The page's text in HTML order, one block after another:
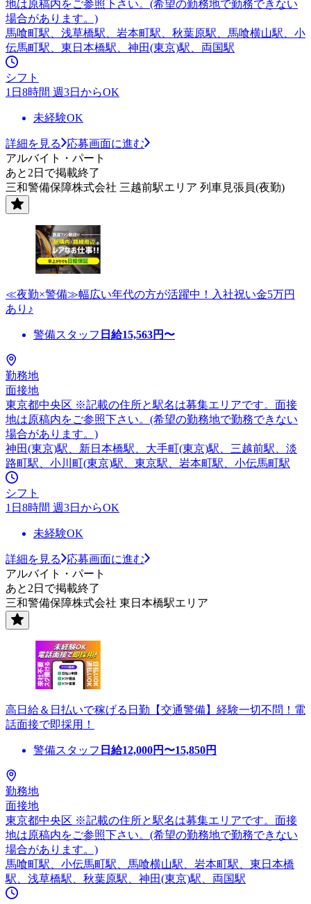
地は原稿内をご参照下さい。(希望の勤務地で勤務できない
場合があります。)
馬喰町駅、浅草橋駅、岩本町駅、秋葉原駅、馬喰横山駅、小
伝馬町駅、東日本橋駅、神田(東京)駅、両国駅
シフト
1日8時間 週3日からOK
未経験OK
詳細を見る
応募画面に進む
アルバイト・パート
あと2日で掲載終了
三和警備保障株式会社 三越前駅エリア 列車見張員(夜勤)
≪夜勤×警備≫幅広い年代の方が活躍中！入社祝い金5万円
あり♪
警備スタッフ 日給15,563円〜
勤務地
面接地
東京都中央区 ※記載の住所と駅名は募集エリアです。面接
地は原稿内をご参照下さい。(希望の勤務地で勤務できない
場合があります。)
神田(東京)駅、新日本橋駅、大手町(東京)駅、三越前駅、淡
路町駅、小川町(東京)駅、東京駅、岩本町駅、小伝馬町駅
シフト
1日8時間 週3日からOK
未経験OK
詳細を見る
応募画面に進む
アルバイト・パート
あと2日で掲載終了
三和警備保障株式会社 東日本橋駅エリア
高日給＆日払いで稼げる日勤【交通警備】経験一切不問！電
話面接で即採用！
警備スタッフ 日給12,000円〜15,850円
勤務地
面接地
東京都中央区 ※記載の住所と駅名は募集エリアです。面接
地は原稿内をご参照下さい。(希望の勤務地で勤務できない
場合があります。)
馬喰町駅、小伝馬町駅、馬喰横山駅、岩本町駅、東日本橋
駅、浅草橋駅、秋葉原駅、神田(東京)駅、両国駅